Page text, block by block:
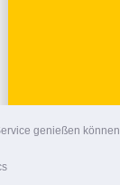
genießen können.